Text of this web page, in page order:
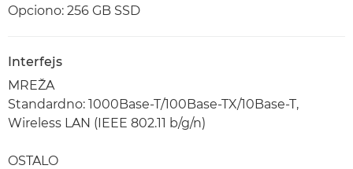
Opciono: 256 GB SSD
Interfejs
MREŽA
Standardno: 1000Base-T/100Base-TX/10Base-T,
Wireless LAN (IEEE 802.11 b/g/n)
OSTALO